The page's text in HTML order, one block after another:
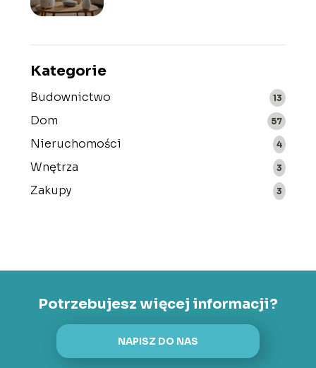
Kategorie
Budownictwo 13
Dom 57
Nieruchomości 4
Wnętrza 3
Zakupy 3
Potrzebujesz więcej informacji?
NAPISZ DO NAS